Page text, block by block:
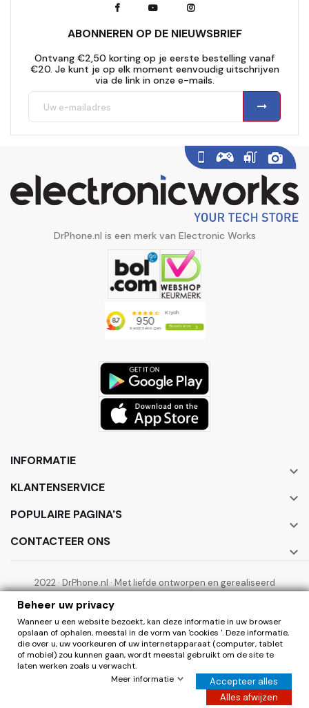
ABONNEREN OP DE NIEUWSBRIEF
Ontvang €2,50 korting op je eerste bestelling vanaf
€20. Je kunt je op elk moment eenvoudig uitschrijven
via de link in onze e-mails.
DrPhone.nl is een merk van Electronic Works
INFORMATIE

KLANTENSERVICE

POPULAIRE PAGINA'S

CONTACTEER ONS

2022 · DrPhone.nl · Met liefde ontworpen en gerealiseerd
0
Beheer uw privacy
Wanneer u een website bezoekt, kan deze informatie in uw browser
opslaan of ophalen, meestal in de vorm van 'cookies '. Deze informatie,
die over u, uw voorkeuren of uw internetapparaat (computer, tablet
of mobiel) zou kunnen gaan, wordt meestal gebruikt om de site te
laten werken zoals u verwacht.
Meer informatie
Accepteer alles
Alles afwijzen